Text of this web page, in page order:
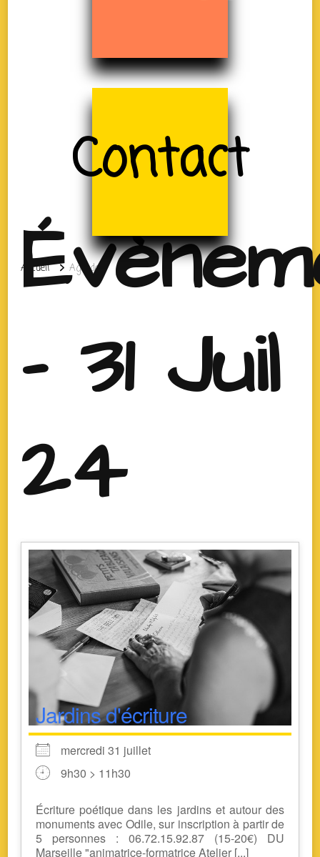
Accueil Agenda
- 31 Juil
24
Jardins d'écriture
mercredi 31 juillet
9h30 > 11h30
Écriture poétique dans les jardins et autour des
monuments avec Odile, sur inscription à partir de
5 personnes : 06.72.15.92.87 (15-20€) DU
Marseille "animatrice-formatrice Atelier [...]
Contact